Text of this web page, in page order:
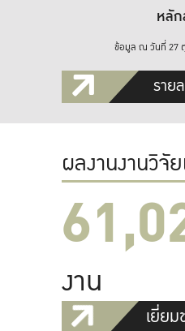
หลั
ข้อมูล ณ วันที่ 27
ราย
ผลงานงานวิจั
งาน
เยี่ย